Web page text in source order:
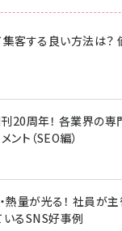
z世代 (1622)
meo (1275)
客する良い方法は？
20周年！ 各業界の専
ント（SEO編）
熱量が光る！ 社員が主
るSNS好事例